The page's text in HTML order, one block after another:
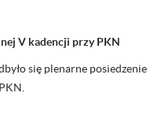
V kadencji przy PKN
się plenarne posiedzenie